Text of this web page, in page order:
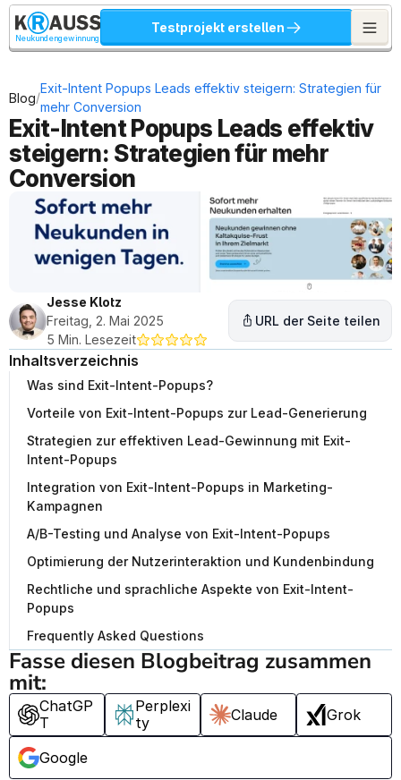
Neukundengewinnung
Testprojekt erstellen
Blog/
Exit-Intent Popups Leads effektiv steigern: Strategien für
mehr Conversion
Exit-Intent Popups Leads effektiv
steigern: Strategien für mehr
Conversion
Jesse Klotz
Freitag, 2. Mai 2025
5 Min. Lesezeit
URL der Seite teilen
Inhaltsverzeichnis
Was sind Exit-Intent-Popups?
Vorteile von Exit-Intent-Popups zur Lead-Generierung
Strategien zur effektiven Lead-Gewinnung mit Exit-
Intent-Popups
Integration von Exit-Intent-Popups in Marketing-
Kampagnen
A/B-Testing und Analyse von Exit-Intent-Popups
Optimierung der Nutzerinteraktion und Kundenbindung
Rechtliche und sprachliche Aspekte von Exit-Intent-
Popups
Frequently Asked Questions
Fasse diesen Blogbeitrag zusammen
mit:
ChatGP
T
Perplexi
ty
Claude Grok
Google